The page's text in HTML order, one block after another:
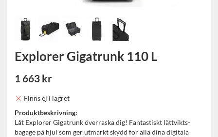
Explorer Gigatrunk 110 L
1 663 kr
Finns ej i lagret
Produktbeskrivning:
Låt Explorer Gigatrunk överraska dig! Fantastiskt lättvikts-
bagage på hjul som ger utmärkt skydd för alla dina digitala